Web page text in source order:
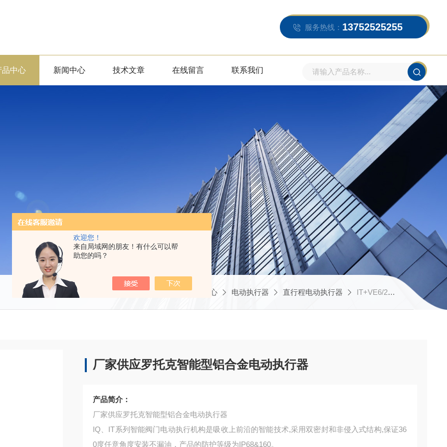
欢迎您！
来自局域网的朋友！有什么可以帮
助您的吗？
服务热线： 13752525255
品中心 新闻中心 技术文章 在线留言 联系我们
当前位置：首页 产品中心 电动执行器 直行程电动执行器 IT+VE6/2716FNP厂家供应罗托克智能型铝合金电动执行器
厂家供应罗托克智能型铝合金电动执行器
产品简介：
厂家供应罗托克智能型铝合金电动执行器
IQ、IT系列智能阀门电动执行机构是吸收上前沿的智能技术,采用双密封和非侵入式结构,保证36
0度任意角度安装不漏油，产品的防护等级为IP68&160。